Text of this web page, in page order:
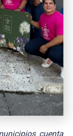
unicipios cuenta